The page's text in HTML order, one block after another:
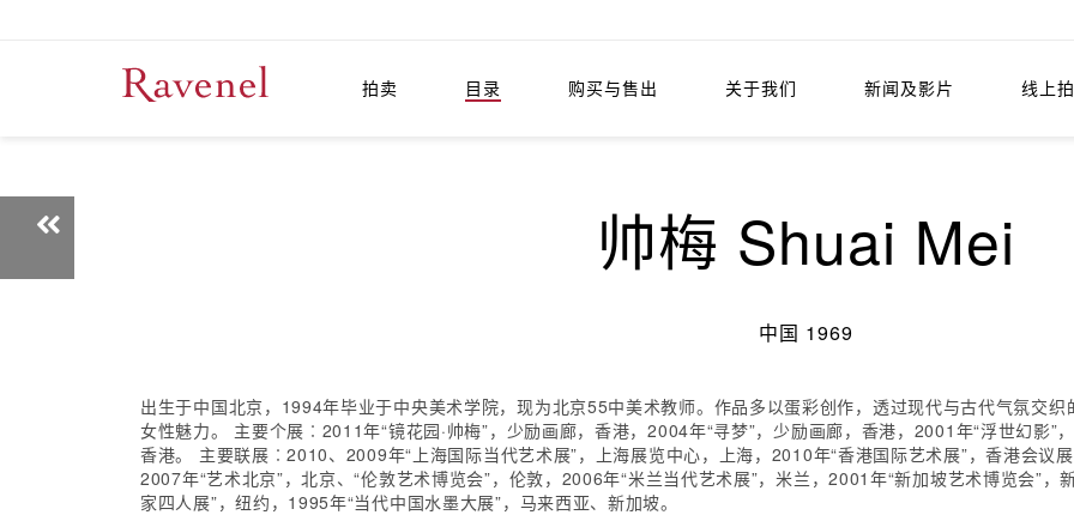
拍卖 目录 购买与售出 关于我们 新闻及影片 线上
帅梅 Shuai Mei
中国 1969
出生于中国北京，1994年毕业于中央美术学院，现为北京55中美术教师。作品多以蛋彩创作，透过现代与古代气氛交
女性魅力。 主要个展︰2011年“镜花园·帅梅”，少励画廊，香港，2004年“寻梦”，少励画廊，香港，2001年“浮世幻影”
香港。 主要联展︰2010、2009年“上海国际当代艺术展”，上海展览中心，上海，2010年“香港国际艺术展”，香港会议
2007年“艺术北京”，北京、“伦敦艺术博览会”，伦敦，2006年“米兰当代艺术展”，米兰，2001年“新加坡艺术博览会”
家四人展”，纽约，1995年“当代中国水墨大展”，马来西亚、新加坡。